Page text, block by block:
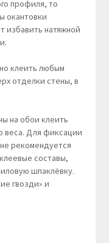
профиля, то
окантовки
избавить натяжной
клеить любым
отделки стены, в
на обои клеить
веса. Для фиксации
рекомендуется
составы,
шпаклёвку.
гвозди» и